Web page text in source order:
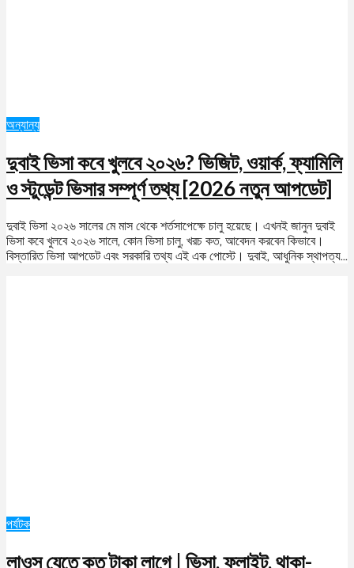
অন্যান্য
দুবাই ভিসা কবে খুলবে ২০২৬? ভিজিট, ওয়ার্ক, ফ্যামিলি
ও স্টুডেন্ট ভিসার সম্পূর্ণ তথ্য [2026 নতুন আপডেট]
দুবাই ভিসা ২০২৬ সালের মে মাস থেকে শর্তসাপেক্ষে চালু হয়েছে। এখনই জানুন দুবাই
ভিসা কবে খুলবে ২০২৬ সালে, কোন ভিসা চালু, খরচ কত, আবেদন করবেন কিভাবে।
বিস্তারিত ভিসা আপডেট এবং সরকারি তথ্য এই এক পোস্টে। দুবাই, আধুনিক স্থাপত্য...
পর্যটক
লাওস যেতে কত টাকা লাগে | ভিসা, ফ্লাইট, থাকা-